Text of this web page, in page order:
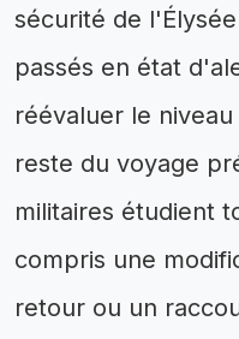
sécurité de
passés en état
réévaluer le
reste du voyage
militaires étudient
compris une
retour ou un